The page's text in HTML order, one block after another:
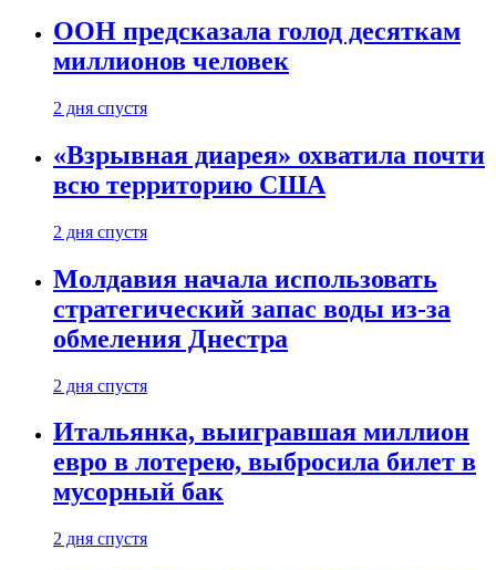
ООН предсказала голод десяткам
миллионов человек
2 дня спустя
«Взрывная диарея» охватила почти
всю территорию США
2 дня спустя
Молдавия начала использовать
стратегический запас воды из-за
обмеления Днестра
2 дня спустя
Итальянка, выигравшая миллион
евро в лотерею, выбросила билет в
мусорный бак
2 дня спустя